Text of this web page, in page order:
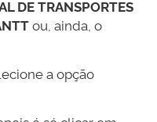
DE TRANSPORTES
ou, ainda, o
a opção